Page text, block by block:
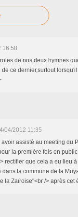
16:58
de nos deux hymnes
ce dernier,surtout
04/2012 11:35
assisté au meeting du
la première fois en
rectifier que cela a eu lieu
dans la commune de la
la Zaïroise"<br /> après cet